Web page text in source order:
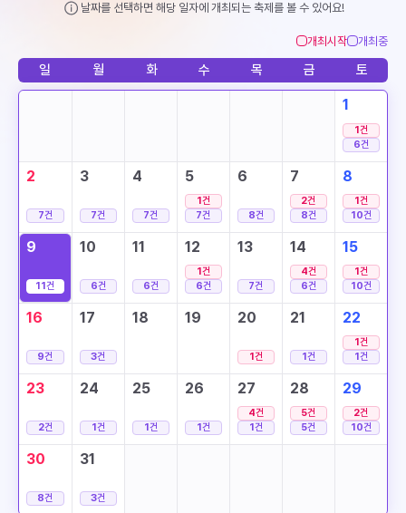
날짜를 선택하면 해당 일자에 개최되는 축제를 볼 수 있어요!
개최시작 개최중
일 월 화 수 목 금 토
1
1건
6건
2
7건
3
7건
4
7건
5
1건
7건
6
8건
7
2건
8건
8
1건
10건
9
11건
10
6건
11
6건
12
1건
6건
13
7건
14
4건
6건
15
1건
10건
16
9건
17
3건
18 19 20
1건
21
1건
22
1건
1건
23
2건
24
1건
25
1건
26
1건
27
4건
1건
28
5건
5건
29
2건
10건
30
8건
31
3건